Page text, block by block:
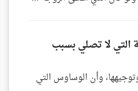
التي لا تصلي بسبب
وأن الوساوس التي